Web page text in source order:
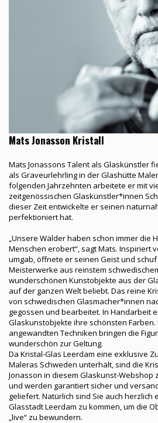
Mats Jonasson Kristall
Mats Jonassons Talent als Glaskünstler
als Graveurlehrling in der Glashütte
folgenden Jahrzehnten arbeitete er mit
zeitgenössischen Glaskünstler*innen
dieser Zeit entwickelte er seinen
perfektioniert hat.
„Unsere Wälder haben schon immer die
Menschen erobert“, sagt Mats. Inspiriert
umgab, öffnete er seinen Geist und
Meisterwerke aus reinstem
wunderschönen Kunstobjekte aus der
auf der ganzen Welt beliebt. Das reine
von schwedischen Glasmacher*innen
gegossen und bearbeitet. In Handarbeit
Glaskunstobjekte ihre schönsten
angewandten Techniken bringen die
wunderschön zur Geltung.
Da Kristal-Glas Leerdam eine exklusive
Maleras Schweden unterhält, sind die
Jonasson in diesem Glaskunst-Webshop
und werden garantiert sicher und
geliefert. Natürlich sind Sie auch herzlich
Glasstadt Leerdam zu kommen, um die
„live“ zu bewundern.